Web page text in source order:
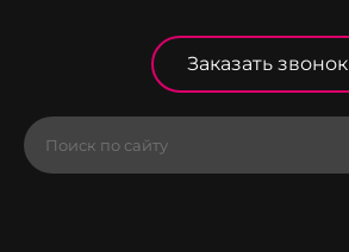
Заказать звонок